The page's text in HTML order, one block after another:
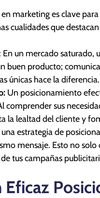
marketing es clave
cualidades que
En un mercado saturado,
buen producto;
únicas hace la diferencia.
Un posicionamiento
comprender sus
la lealtad del cliente y
una estrategia de
mensaje. Esto no
tus campañas
Eficaz